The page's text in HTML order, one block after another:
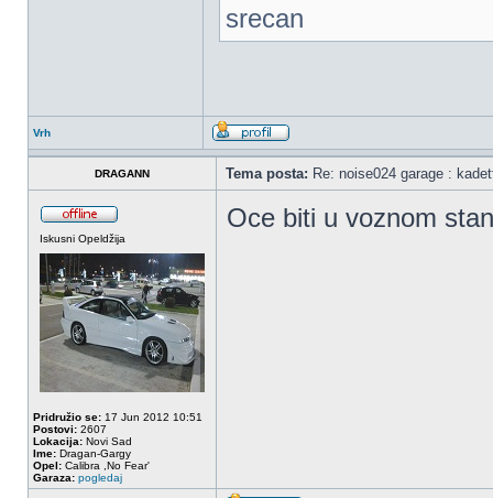
srecan
Vrh
DRAGANN Tema posta: Re: noise024 garage :
Iskusni Opeldžija
Pridružio se: 17 Jun 2012 10:51
Postovi: 2607
Lokacija: Novi Sad
Ime: Dragan-Gargy
Opel: Calibra ,No Fear'
Garaza: pogledaj
Oce biti u voznom